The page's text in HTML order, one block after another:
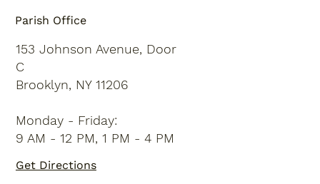
Parish Office
153 Johnson Avenue, Door
C
Brooklyn, NY 11206
Monday - Friday:
9 AM - 12 PM, 1 PM - 4 PM
Get Directions